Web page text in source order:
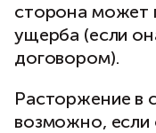
сторона может
ущерба (если
договором).
Расторжение в
возможно, если